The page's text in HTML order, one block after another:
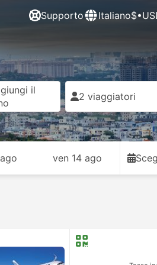
Supporto Italiano
il
2 viaggiatori
ven 14 ago